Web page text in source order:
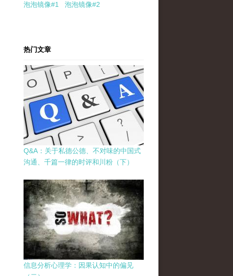
泡泡镜像#1 泡泡镜像#2
热门文章
Q&A：关于私德公德、不对味的中国式
沟通、千篇一律的时评和川粉（下）
信息分析心理学：因果认知中的偏见